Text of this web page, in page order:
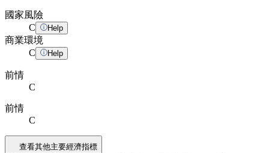
國家風險
C
Help
商業環境
C
Help
前情
C
前情
C
查看其他主要經濟指標